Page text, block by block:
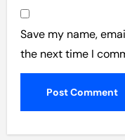
Save my name,
the next time I